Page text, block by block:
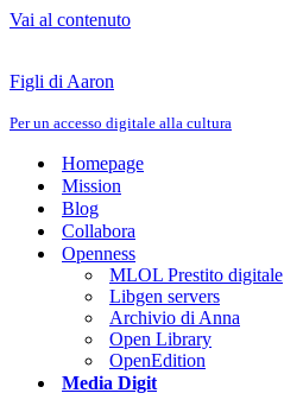
Vai al contenuto
Figli di Aaron
Per un accesso digitale alla cultura
Homepage
Mission
Blog
Collabora
Openness
MLOL Prestito digitale
Libgen servers
Archivio di Anna
Open Library
OpenEdition
Media Digit